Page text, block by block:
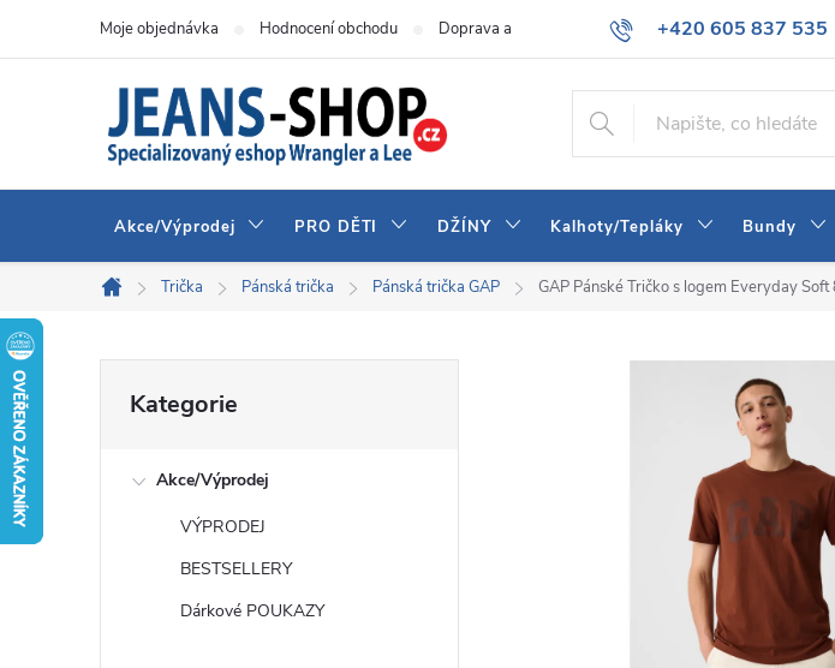
+420 605 837 535
info@jeans-
Moje objednávka Hodnocení obchodu Doprava a platba Obchodní podmínky Naše
Akce/Výprodej PRO DĚTI DŽÍNY Kalhoty/Tepláky Bundy
Domů
Trička Pánská trička Pánská trička GAP GAP Pánské Tričko s logem Everyday
kategorie
Kategorie
Akce/Výprodej
VÝPRODEJ
BESTSELLERY
Dárkové POUKAZY